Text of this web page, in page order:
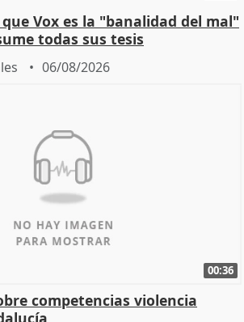
Vox es la "banalidad del mal"
todas sus tesis
06/08/2026
00:36
competencias violencia